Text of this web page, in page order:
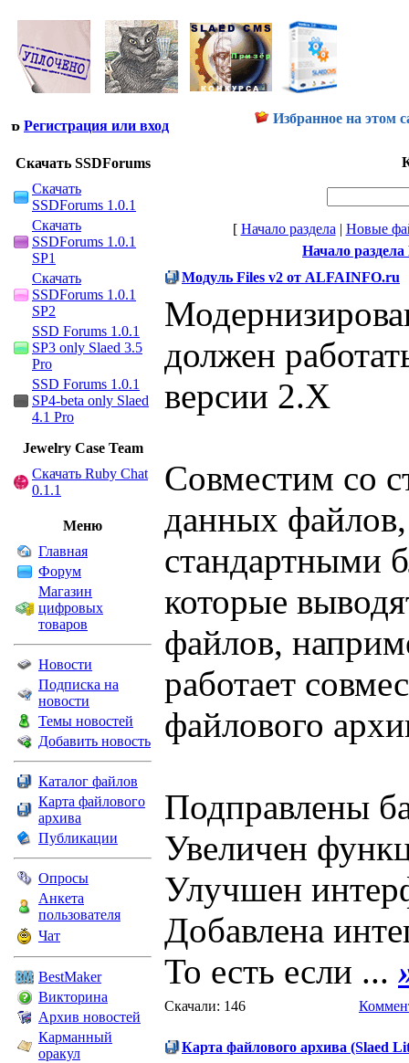
Регистрация или вход Избранное на этом
Скачать SSDForums
Скачать
SSDForums 1.0.1
Скачать
SSDForums 1.0.1
SP1
Скачать
SSDForums 1.0.1
SP2
SSD Forums 1.0.1
SP3 only Slaed 3.5
Pro
SSD Forums 1.0.1
SP4-beta only Slaed
4.1 Pro
Jewelry Сase Team
Скачать Ruby Chat
0.1.1
Меню
Главная
Форум
Магазин
цифровых
товаров
Новости
Подписка на
новости
Темы новостей
Добавить новость
Каталог файлов
Карта файлового
архива
Публикации
Опросы
Анкета
пользователя
Чат
BestMaker
Викторина
Архив новостей
Карманный
оракул
[ Начало раздела | Новые
Начало раздела
Модуль Files v2 от ALFAINFO.ru
должен
версии 2.X
Совместим со
данных
стандартными
которые
файлов,
работает
файлового
Подправлены
Увеличен
Улучшен
Добавлена
То есть если ...
Скачали: 146
Карта файлового архива (Slaed